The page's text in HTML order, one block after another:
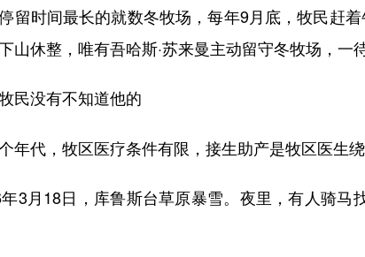
时间最长的就数冬牧场，每年9月底，牧民赶着
山休整，唯有吾哈斯·苏来曼主动留守冬牧场，一
民没有不知道他的
代，牧区医疗条件有限，接生助产是牧区医生绕
月18日，库鲁斯台草原暴雪。夜里，有人骑马